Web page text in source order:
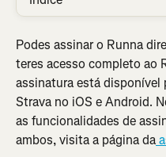
Podes assinar o Runna
teres acesso completo ao
assinatura está disponível
Strava no iOS e Android.
as funcionalidades de
ambos, visita a página da